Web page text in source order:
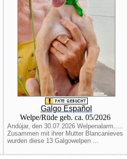
Galgo Español
Welpe/Rüde geb. ca. 05/2026
Andújar, den 30.07.2026 Welpenalarm.....
Zusammen mit ihrer Mutter Blancanieves
wurden diese 13 Galgowelpen ...